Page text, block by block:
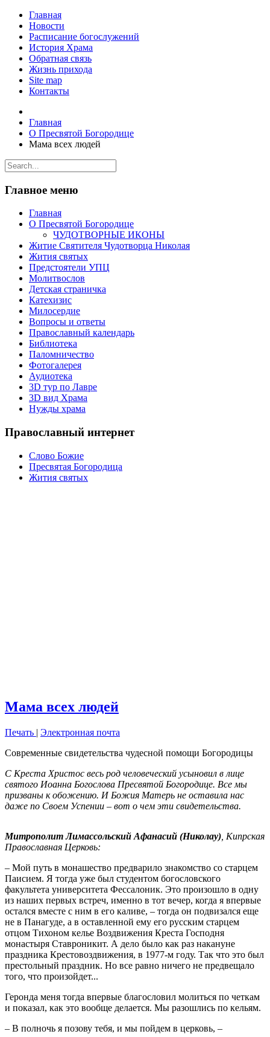
Главная
Новости
Расписание богослужений
История Храма
Обратная связь
Жизнь прихода
Site map
Контакты
Главная
О Пресвятой Богородице
Мама всех людей
Главное меню
Главная
О Пресвятой Богородице
ЧУДОТВОРНЫЕ ИКОНЫ
Житие Святителя Чудотворца Николая
Жития святых
Предстоятели УПЦ
Молитвослов
Детская страничка
Катехизис
Милосердие
Вопросы и ответы
Православный календарь
Библиотека
Паломничество
Фотогалерея
Аудиотека
3D тур по Лавре
3D вид Храма
Нужды храма
Православный интернет
Слово Божие
Пресвятая Богородица
Жития святых
Мама всех людей
Печать | Электронная почта
Современные свидетельства чудесной помощи Богородицы
С Креста Христос весь род человеческий усыновил в лице
святого Иоанна Богослова Пресвятой Богородице. Все мы
призваны к обожению. И Божия Матерь не оставила нас
даже по Своем Успении – вот о чем эти свидетельства.
Митрополит Лимассольский Афанасий (Николау) , Кипрская
Православная Церковь:
– Мой путь в монашество предварило знакомство со старцем
Паисием. Я тогда уже был студентом богословского
факультета университета Фессалоник. Это произошло в одну
из наших первых встреч, именно в тот вечер, когда я впервые
остался вместе с ним в его каливе, – тогда он подвизался еще
не в Панагуде, а в оставленной ему его русским старцем
отцом Тихоном келье Воздвижения Креста Господня
монастыря Ставроникит. А дело было как раз накануне
праздника Крестовоздвижения, в 1977-м году. Так что это был
престольный праздник. Но все равно ничего не предвещало
того, что произойдет...
Геронда меня тогда впервые благословил молиться по четкам
и показал, как это вообще делается. Мы разошлись по кельям.
– В полночь я позову тебя, и мы пойдем в церковь, –